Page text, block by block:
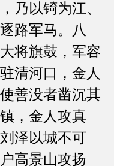
乃以锜为江、
路军马。八
将旗鼓，军容
清河口，金人
善没者凿沉其
，金人攻真
泽以城不可
高景山攻扬